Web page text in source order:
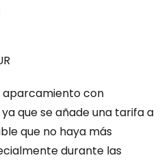
aparcamiento con
que se añade una tarifa a
que no haya más
durante las